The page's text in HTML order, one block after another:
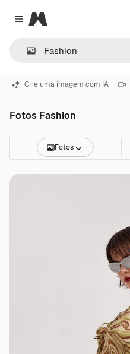
Close menu
Magnific
Crie uma imagem com IA
Fotos Fashion
Fotos